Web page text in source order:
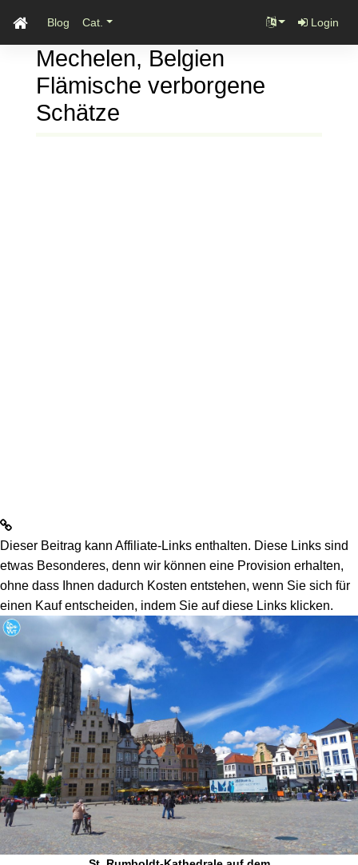
Blog Cat. Login
Mechelen, Belgien
Flämische verborgene
Schätze
Dieser Beitrag kann Affiliate-Links enthalten. Diese Links sind
etwas Besonderes, denn wir können eine Provision erhalten,
ohne dass Ihnen dadurch Kosten entstehen, wenn Sie sich für
einen Kauf entscheiden, indem Sie auf diese Links klicken.